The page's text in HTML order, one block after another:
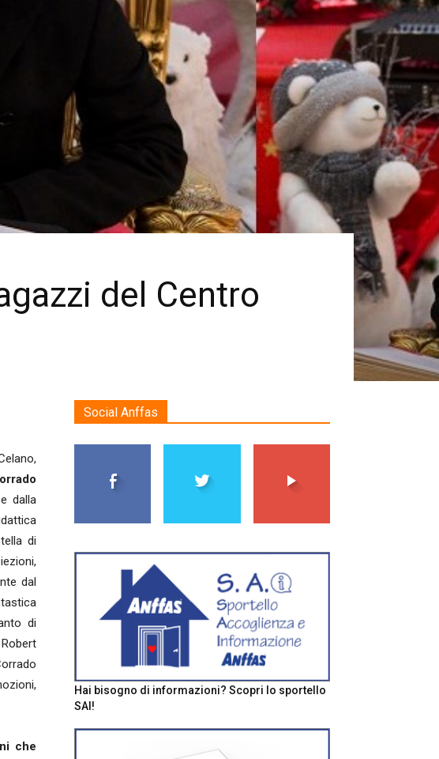
del Centro
dalla
di
dal
di
che
Social Anffas
Hai bisogno di informazioni? Scopri lo sportello
SAI!